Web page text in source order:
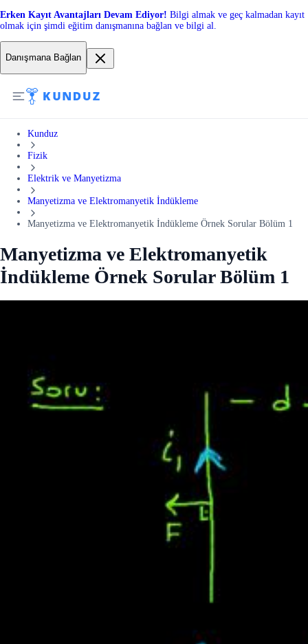
Erken Kayıt Avantajları Devam Ediyor! Bilgi almak ve geç kalmadan kayıt
olmak için şimdi eğitim danışmanına bağlan ve bilgi al.
Danışmana Bağlan
Kunduz
Fizik
Elektrik ve Manyetizma
Manyetizma ve Elektromanyetik İndükleme
Manyetizma ve Elektromanyetik İndükleme Örnek Sorular Bölüm 1
Manyetizma ve Elektromanyetik
İndükleme Örnek Sorular Bölüm 1